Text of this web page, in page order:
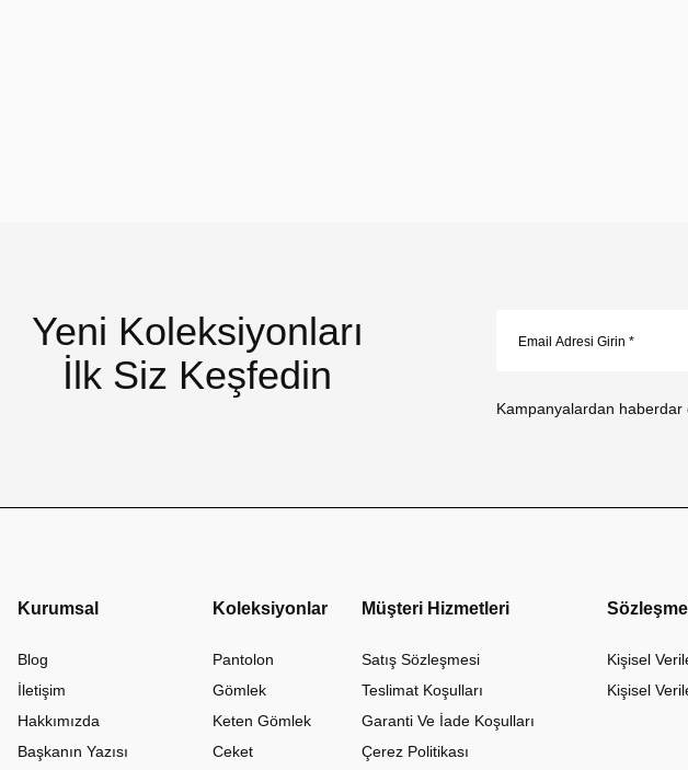
Yeni Koleksiyonları
İlk Siz Keşfedin
Kampanyalardan haberdar
Kurumsal
Blog
İletişim
Hakkımızda
Başkanın Yazısı
Koleksiyonlar
Pantolon
Gömlek
Keten Gömlek
Ceket
Müşteri Hizmetleri
Satış Sözleşmesi
Teslimat Koşulları
Garanti Ve İade Koşulları
Çerez Politikası
Kişisel
Kişisel